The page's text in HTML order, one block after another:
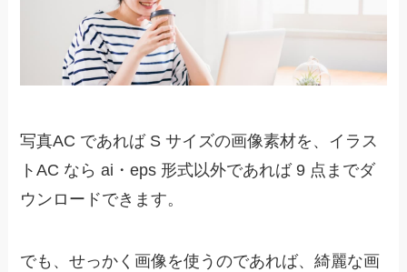
写真AC であれば S サイズの画像素材を、イラス
トAC なら ai・eps 形式以外であれば 9 点までダ
ウンロードできます。
でも、せっかく画像を使うのであれば、綺麗な画